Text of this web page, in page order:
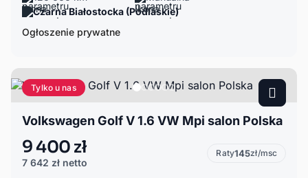
Czarna Białostocka (Podlaskie)
Ogłoszenie prywatne
Tylko u nas
Volkswagen Golf V 1.6 VW Mpi salon Polska
9 400 zł
7 642 zł netto
Raty145zł/msc